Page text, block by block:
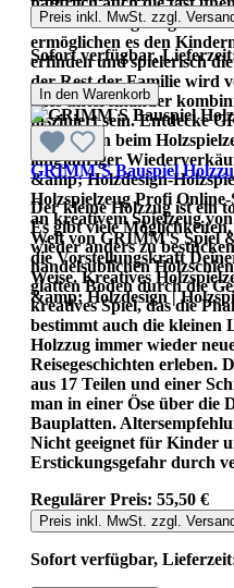
die Geburtstagsringe und
ermöglichen es den
erfinden und spielerisch
der Rest der Familie wird
alles untereinander
fasziniert sein. Entdecke
Holzdesign beim
langjähriger
&amp; Holzdesign-
Holzspielzeug Profi
an kreativem Spielzeug
Welt von GRIMM'S Spiel
die Vorstellungskraft
Weise. Kreatives
&amp; Holzdesign |
Preis inkl. MwSt. zzgl.
Sofort verfügbar,
In den Warenkorb
GRIMM`S Bauspiel
Der kleine Holzzug ist ein
Es gibt viele
wieder anders zu
handelsüblichen
glatten Boden durch die
kreatives Spiel, das die
bestimmt auch die
Holzzug immer wieder
Reisegeschichten erleben.
aus 17 Teilen und einer
man in einer Öse über die
Bauplatten.
Nicht geeignet für Kinder
Erstickungsgefahr durch
Regulärer Preis: 55,50 €
Preis inkl. MwSt. zzgl.
Sofort verfügbar,